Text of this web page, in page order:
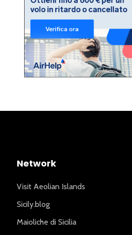
Network
Visit Aeolian Islands
Sicily.blog
Maioliche di Sicilia